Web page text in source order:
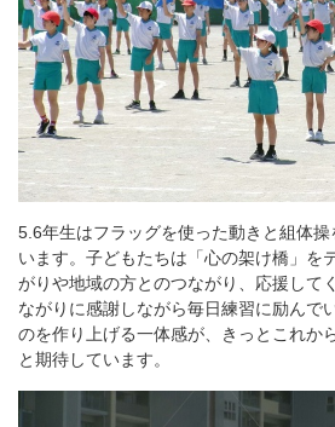
5.6年生はフラッグを使った動きと組体
います。子どもたちは「心の架け橋」を
がりや地域の方とのつながり、応援して
ながりに感謝しながら毎日練習に励んで
のを作り上げる一体感が、きっとこれか
と期待しています。